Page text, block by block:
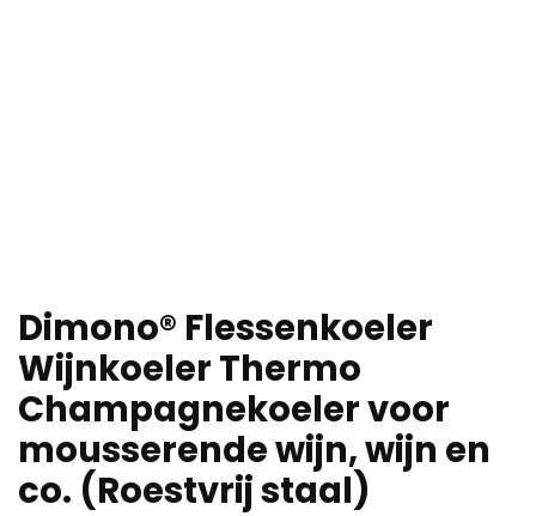
Dimono® Flessenkoeler
Wijnkoeler Thermo
Champagnekoeler voor
mousserende wijn, wijn en
co. (Roestvrij staal)